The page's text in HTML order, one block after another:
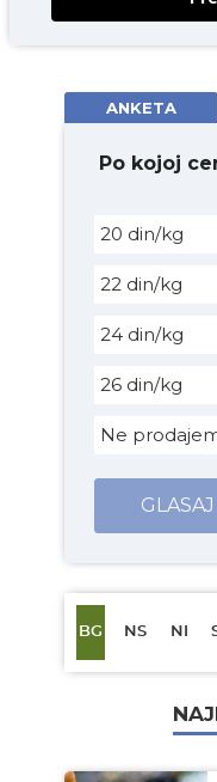
ANKETA
Po kojoj
20 din/kg
22 din/kg
24 din/kg
26 din/kg
Ne
GLASAJ
BG NS NI